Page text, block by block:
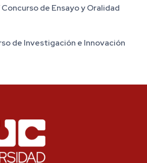
de Ensayo y Oralidad
de Investigación e Innovación